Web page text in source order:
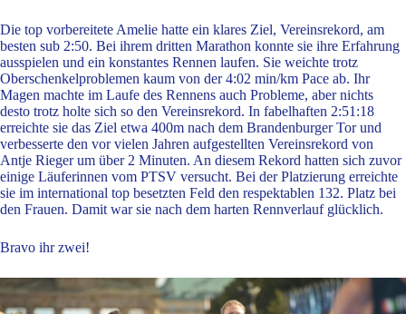
Die top vorbereitete Amelie hatte ein klares Ziel, Vereinsrekord, am
besten sub 2:50. Bei ihrem dritten Marathon konnte sie ihre Erfahrung
ausspielen und ein konstantes Rennen laufen. Sie weichte trotz
Oberschenkelproblemen kaum von der 4:02 min/km Pace ab. Ihr
Magen machte im Laufe des Rennens auch Probleme, aber nichts
desto trotz holte sich so den Vereinsrekord. In fabelhaften 2:51:18
erreichte sie das Ziel etwa 400m nach dem Brandenburger Tor und
verbesserte den vor vielen Jahren aufgestellten Vereinsrekord von
Antje Rieger um über 2 Minuten. An diesem Rekord hatten sich zuvor
einige Läuferinnen vom PTSV versucht. Bei der Platzierung erreichte
sie im international top besetzten Feld den respektablen 132. Platz bei
den Frauen. Damit war sie nach dem harten Rennverlauf glücklich.
Bravo ihr zwei!